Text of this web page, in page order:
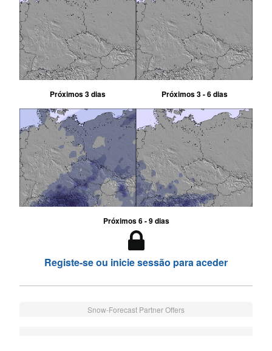
Próximos 3 dias Próximos 3 - 6 dias
Próximos 6 - 9 dias
Registe-se ou inicie sessão para aceder
Snow-Forecast Partner Offers